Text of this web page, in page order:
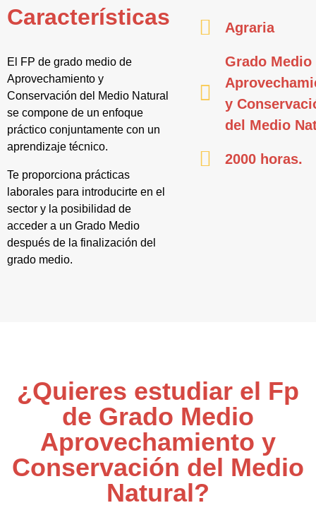
Características
El FP de grado medio de
Aprovechamiento y
Conservación del Medio Natural
se compone de un enfoque
práctico conjuntamente con un
aprendizaje técnico.
Te proporciona prácticas
laborales para introducirte en el
sector y la posibilidad de
acceder a un Grado Medio
después de la finalización del
grado medio.
Agraria
Grado Medio
y
del Medio
2000 horas.
¿Quieres estudiar el Fp
de Grado Medio
Aprovechamiento y
Conservación del Medio
Natural?